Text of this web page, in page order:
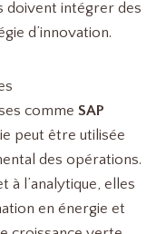
doivent intégrer des
d’innovation.
comme SAP
peut être utilisée
des opérations.
à l’analytique, elles
en énergie et